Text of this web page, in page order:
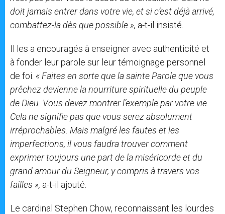
doit jamais entrer dans votre vie, et si c’est déjà arrivé,
combattez-la dès que possible », a-t-il insisté.
Il les a encouragés à enseigner avec authenticité et
à fonder leur parole sur leur témoignage personnel
de foi. « Faites en sorte que la sainte Parole que vous
prêchez devienne la nourriture spirituelle du peuple
de Dieu. Vous devez montrer l’exemple par votre vie.
Cela ne signifie pas que vous serez absolument
irréprochables. Mais malgré les fautes et les
imperfections, il vous faudra trouver comment
exprimer toujours une part de la miséricorde et du
grand amour du Seigneur, y compris à travers vos
failles », a-t-il ajouté.
Le cardinal Stephen Chow, reconnaissant les lourdes